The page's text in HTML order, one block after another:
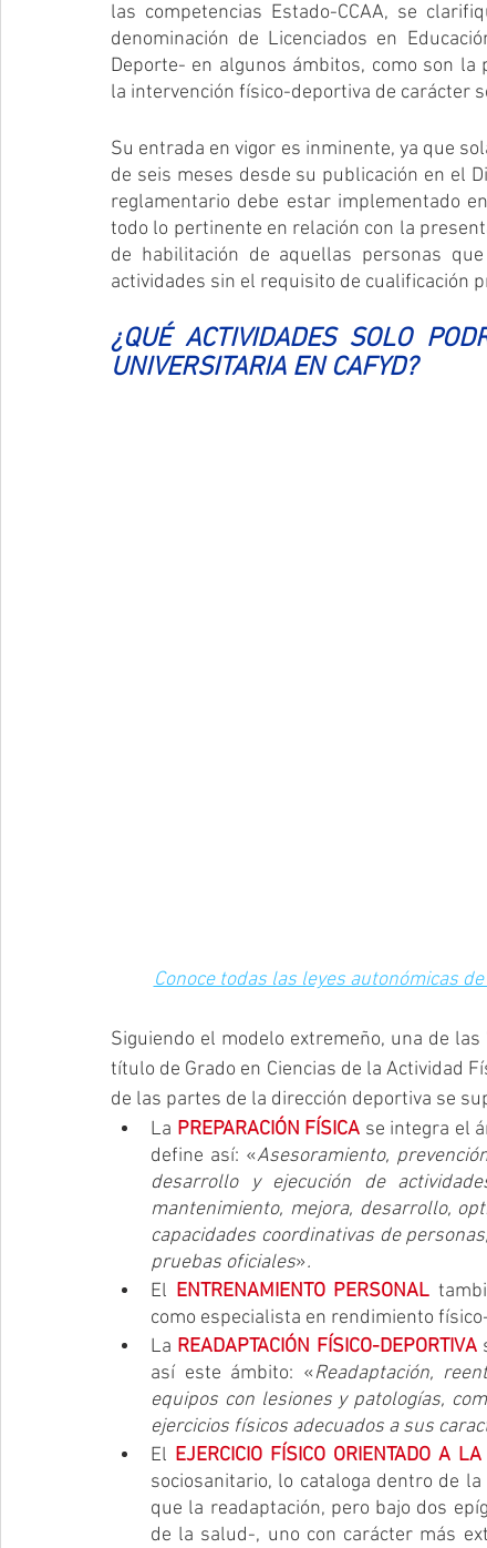
las competencias Estado-CCAA, se
denominación de Licenciados en
Deporte- en algunos ámbitos, como son
la intervención físico-deportiva de carácter
Su entrada en vigor es inminente, ya que
de seis meses desde su publicación en el
reglamentario debe estar implementado
todo lo pertinente en relación con la
de habilitación de aquellas personas
actividades sin el requisito de cualificación
¿QUÉ ACTIVIDADES SOLO
UNIVERSITARIA EN CAFYD?
Conoce todas las leyes autonómicas
Siguiendo el modelo extremeño, una de
título de Grado en Ciencias de la Actividad
de las partes de la dirección deportiva se
La PREPARACIÓN FÍSICA se integra el
define así: «Asesoramiento,
desarrollo y ejecución de
mantenimiento, mejora, desarrollo,
capacidades coordinativas de
pruebas oficiales».
El ENTRENAMIENTO PERSONAL
como especialista en rendimiento
La READAPTACIÓN FÍSICO-DEPORTIVA
así este ámbito: «Readaptación,
equipos con lesiones y patologías,
ejercicios físicos adecuados a sus
El EJERCICIO FÍSICO ORIENTADO A
sociosanitario, lo cataloga dentro de
que la readaptación, pero bajo dos
de la salud-, uno con carácter más